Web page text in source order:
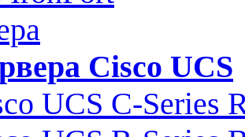
Cisco UCS
UCS C-Series